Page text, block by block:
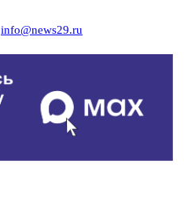
info@news29.ru